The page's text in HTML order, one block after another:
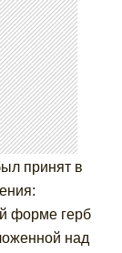
принят в
форме герб
над